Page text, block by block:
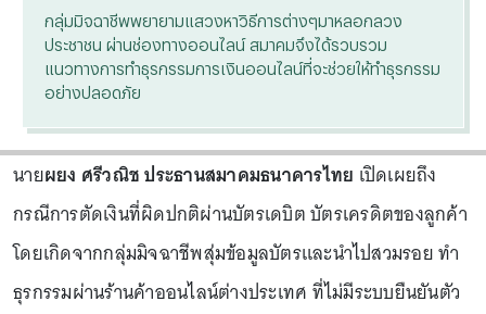
กลุ่มมิจฉาชีพพยายามแสวงหาวิธีการต่างๆมาหลอกลวง
ประชาชน ผ่านช่องทางออนไลน์ สมาคมจึงได้รวบรวม
แนวทางการทำธุรกรรมการเงินออนไลน์ที่จะช่วยให้ทำธุรกรรม
อย่างปลอดภัย
นายผยง ศรีวณิช ประธานสมาคมธนาคารไทย เปิดเผยถึง
กรณีการตัดเงินที่ผิดปกติผ่านบัตรเดบิต บัตรเครดิตของลูกค้า
โดยเกิดจากกลุ่มมิจฉาชีพสุ่มข้อมูลบัตรและนำไปสวมรอย ทำ
ธุรกรรมผ่านร้านค้าออนไลน์ต่างประเทศ ที่ไม่มีระบบยืนยันตัว